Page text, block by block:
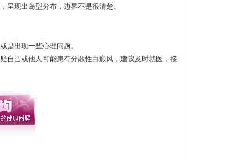
呈现出岛型分布，边界不是很清楚。
是出现一些心理问题。
自己或他人可能患有分散性白癜风，建议及时就医，接